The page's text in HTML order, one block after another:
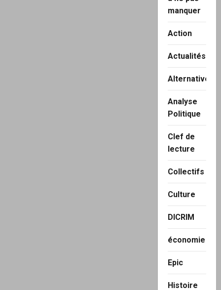
manquer
Action
Actualités
Alternatives
Analyse
Politique
Clef de
lecture
Collectifs
Culture
DICRIM
économie
Epic
Histoire